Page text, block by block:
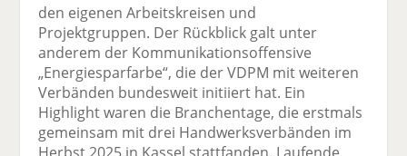
den eigenen Arbeitskreisen und
Projektgruppen. Der Rückblick galt unter
anderem der Kommunikationsoffensive
„Energiesparfarbe“, die der VDPM mit weiteren
Verbänden bundesweit initiiert hat. Ein
Highlight waren die Branchentage, die erstmals
gemeinsam mit drei Handwerksverbänden im